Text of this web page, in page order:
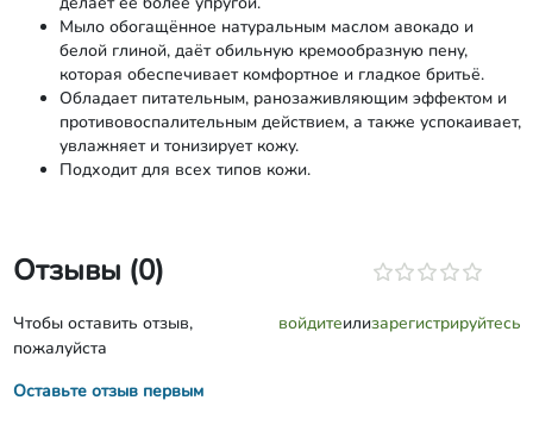
Мыло обогащённое натуральным маслом авокадо и
белой глиной, даёт обильную кремообразную пену,
которая обеспечивает комфортное и гладкое бритьё.
Обладает питательным, ранозаживляющим эффектом и
противовоспалительным действием, а также успокаивает,
увлажняет и тонизирует кожу.
Подходит для всех типов кожи.
Отзывы (0)
Чтобы оставить отзыв,
пожалуйста
войдитеилизарегистрируйтесь
Оставьте отзыв первым